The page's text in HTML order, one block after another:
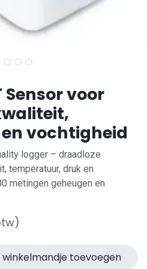
Sensor voor
vochtigheid
logger – draadloze
temperatuur, druk en
metingen geheugen en
winkelmandje toevoegen